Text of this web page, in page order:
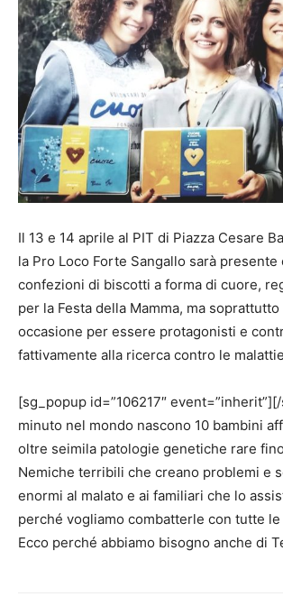
Il 13 e 14 aprile al PIT di Piazza Cesare
la Pro Loco Forte Sangallo sarà presente
confezioni di biscotti a forma di cuore,
per la Festa della Mamma, ma
occasione per essere protagonisti e
fattivamente alla ricerca contro le
[sg_popup id=”106217″
minuto nel mondo nascono 10 bambini
oltre seimila patologie genetiche rare
Nemiche terribili che creano problemi e
enormi al malato e ai familiari che lo
perché vogliamo combatterle con tutte
Ecco perché abbiamo bisogno anche di